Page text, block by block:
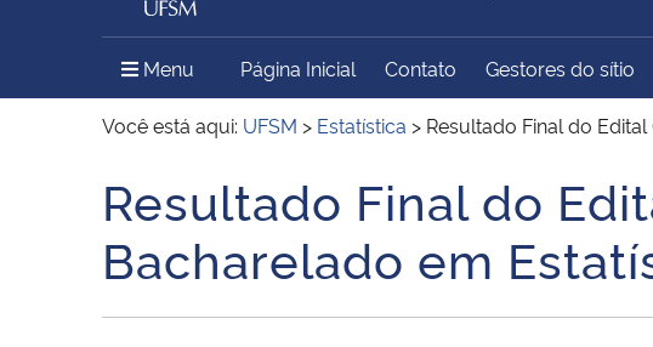
Ministério do Meio Ambiente Ministério do Turismo
Ministério
Secretaria de Governo
Gabinete de Segurança
Institucional
Menu Menu Principal do Sítio
Página Inicial Contato Gestores do sítio
Você está aqui: UFSM > Estatística > Resultado Final do
Início do conteúdo
Resultado Final do
Bacharelado em